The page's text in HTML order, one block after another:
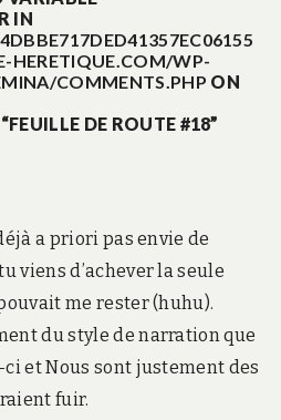
IN
HERETIQUE.COM/WP-
COMMENTS.PHP ON
DE ROUTE #18”
a priori pas envie de
viens d’achever la seule
me rester (huhu).
du style de narration que
et Nous sont justement des
fuir.